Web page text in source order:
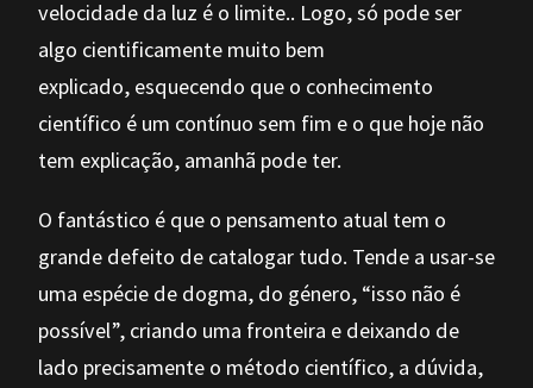
velocidade da luz é o limite.. Logo, só pode ser
algo cientificamente muito bem
explicado, esquecendo que o conhecimento
científico é um contínuo sem fim e o que hoje não
tem explicação, amanhã pode ter.
O fantástico é que o pensamento atual tem o
grande defeito de catalogar tudo. Tende a usar-se
uma espécie de dogma, do género, “isso não é
possível”, criando uma fronteira e deixando de
lado precisamente o método científico, a dúvida,